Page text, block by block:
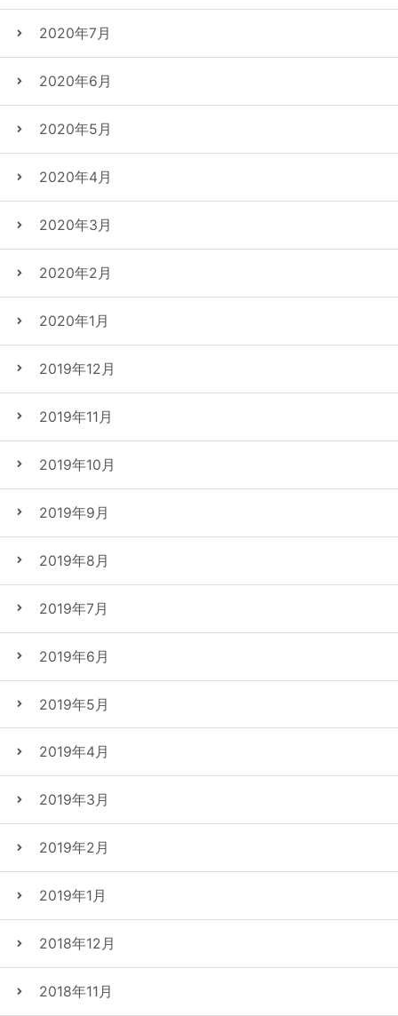
2020年7月
2020年6月
2020年5月
2020年4月
2020年3月
2020年2月
2020年1月
2019年12月
2019年11月
2019年10月
2019年9月
2019年8月
2019年7月
2019年6月
2019年5月
2019年4月
2019年3月
2019年2月
2019年1月
2018年12月
2018年11月